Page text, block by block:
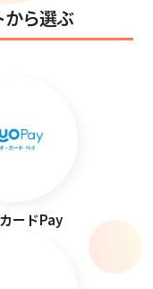
ら選ぶ
ードPay